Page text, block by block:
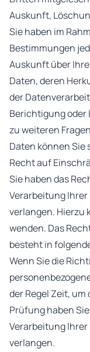
Auskunft,
Sie haben im
Bestimmungen
Auskunft über
Daten, deren
der
Berichtigung oder
zu weiteren
Daten können Sie
Recht auf
Sie haben das
Verarbeitung
verlangen. Hierzu
wenden. Das
besteht in
Wenn Sie die
der Regel Zeit,
Prüfung haben
Verarbeitung
verlangen.